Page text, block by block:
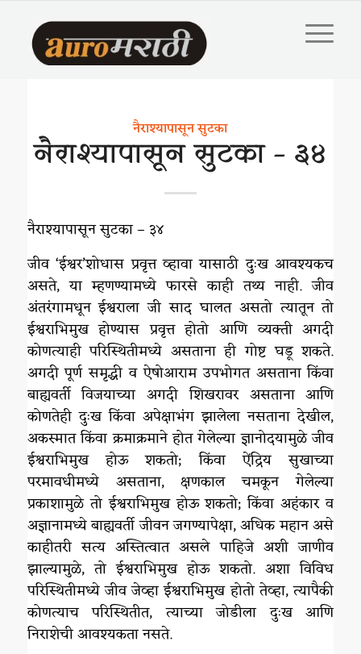
नैराश्यापासून सुटका
नैराश्यापासून सुटका – ३४
नैराश्यापासून सुटका – ३४
जीव ‘ईश्वर‌’शोधास प्रवृत्त व्हावा यासाठी दुःख आवश्यकच
असते, या म्हणण्यामध्ये फारसे काही तथ्य नाही. जीव
अंतरंगामधून ईश्वराला जी साद घालत असतो त्यातून तो
ईश्वराभिमुख होण्यास प्रवृत्त होतो आणि व्यक्ती अगदी
कोणत्याही परिस्थितीमध्ये असताना ही गोष्ट घडू शकते.
अगदी पूर्ण समृद्धी व ऐषोआराम उपभोगत असताना किंवा
बाह्यवर्ती विजयाच्या अगदी शिखरावर असताना आणि
कोणतेही दुःख किंवा अपेक्षाभंग झालेला नसताना देखील,
अकस्मात किंवा क्रमाक्रमाने होत गेलेल्या ज्ञानोदयामुळे जीव
ईश्वराभिमुख होऊ शकतो; किंवा ऐंद्रिय सुखाच्या
परमावधीमध्ये असताना, क्षणकाल चमकून गेलेल्या
प्रकाशामुळे तो ईश्वराभिमुख होऊ शकतो; किंवा अहंकार व
अज्ञानामध्ये बाह्यवर्ती जीवन जगण्यापेक्षा, अधिक महान असे
काहीतरी सत्य अस्तित्वात असले पाहिजे अशी जाणीव
झाल्यामुळे, तो ईश्वराभिमुख होऊ शकतो. अशा विविध
परिस्थितीमध्ये जीव जेव्हा ईश्वराभिमुख होतो तेव्हा, त्यापैकी
कोणत्याच परिस्थितीत, त्याच्या जोडीला दुःख आणि
निराशेची आवश्यकता नसते.